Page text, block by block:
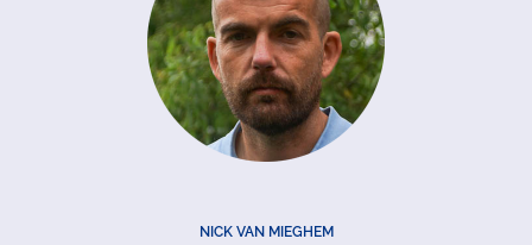
NICK VAN MIEGHEM